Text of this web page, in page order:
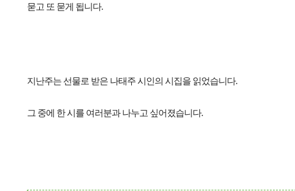
묻고 또 묻게 됩니다.
지난주는 선물로 받은 나태주 시인의 시집을 읽었습니다.
그 중에 한 시를 여러분과 나누고 싶어졌습니다.